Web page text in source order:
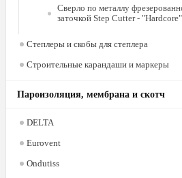
Сверло по металлу
заточкой Step Cutter - "Hardcore"
Степлеры и скобы для степлера
Строительные карандаши и маркеры
Пароизоляция, мембрана и скотч
DELTA
Eurovent
Ondutiss